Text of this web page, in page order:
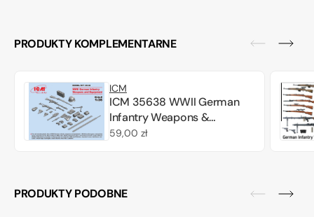
PRODUKTY KOMPLEMENTARNE
ICM
ICM 35638 WWII German
Infantry Weapons &
Equipment 1/35
Cena
59,00 zł
PRODUKTY PODOBNE